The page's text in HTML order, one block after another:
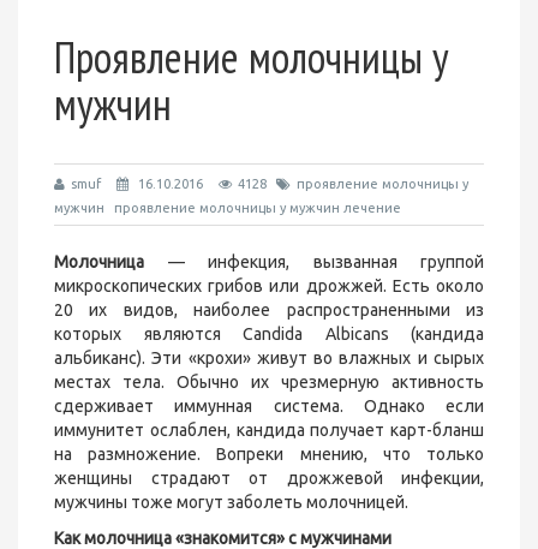
Проявление молочницы у
мужчин
smuf 16.10.2016 4128
проявление молочницы у
мужчин
проявление молочницы у мужчин лечение
Молочница — инфекция, вызванная группой
микроскопических грибов или дрожжей. Есть около
20 их видов, наиболее распространенными из
которых являются Candida Albicans (кандида
альбиканс). Эти «крохи» живут во влажных и сырых
местах тела. Обычно их чрезмерную активность
сдерживает иммунная система. Однако если
иммунитет ослаблен, кандида получает карт-бланш
на размножение. Вопреки мнению, что только
женщины страдают от дрожжевой инфекции,
мужчины тоже могут заболеть молочницей.
Как молочница «знакомится» с мужчинами